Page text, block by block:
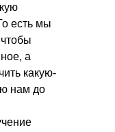
есть мы
а
какую-
нам до